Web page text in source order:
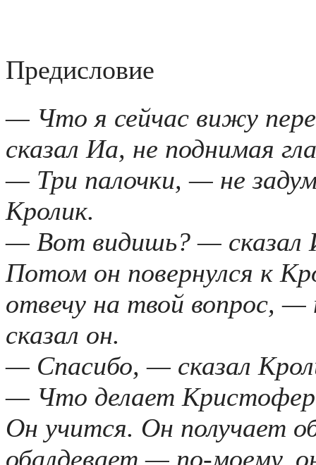
Предисловие
— Что я сейчас вижу
сказал Иа, не поднимая
— Три палочки, — не
Кролик.
— Вот видишь? — сказал
Потом он повернулся к
отвечу на твой вопрос,
сказал он.
— Спасибо, — сказал
— Что делает
Он учится. Он получает
обалдевает — по-моему,